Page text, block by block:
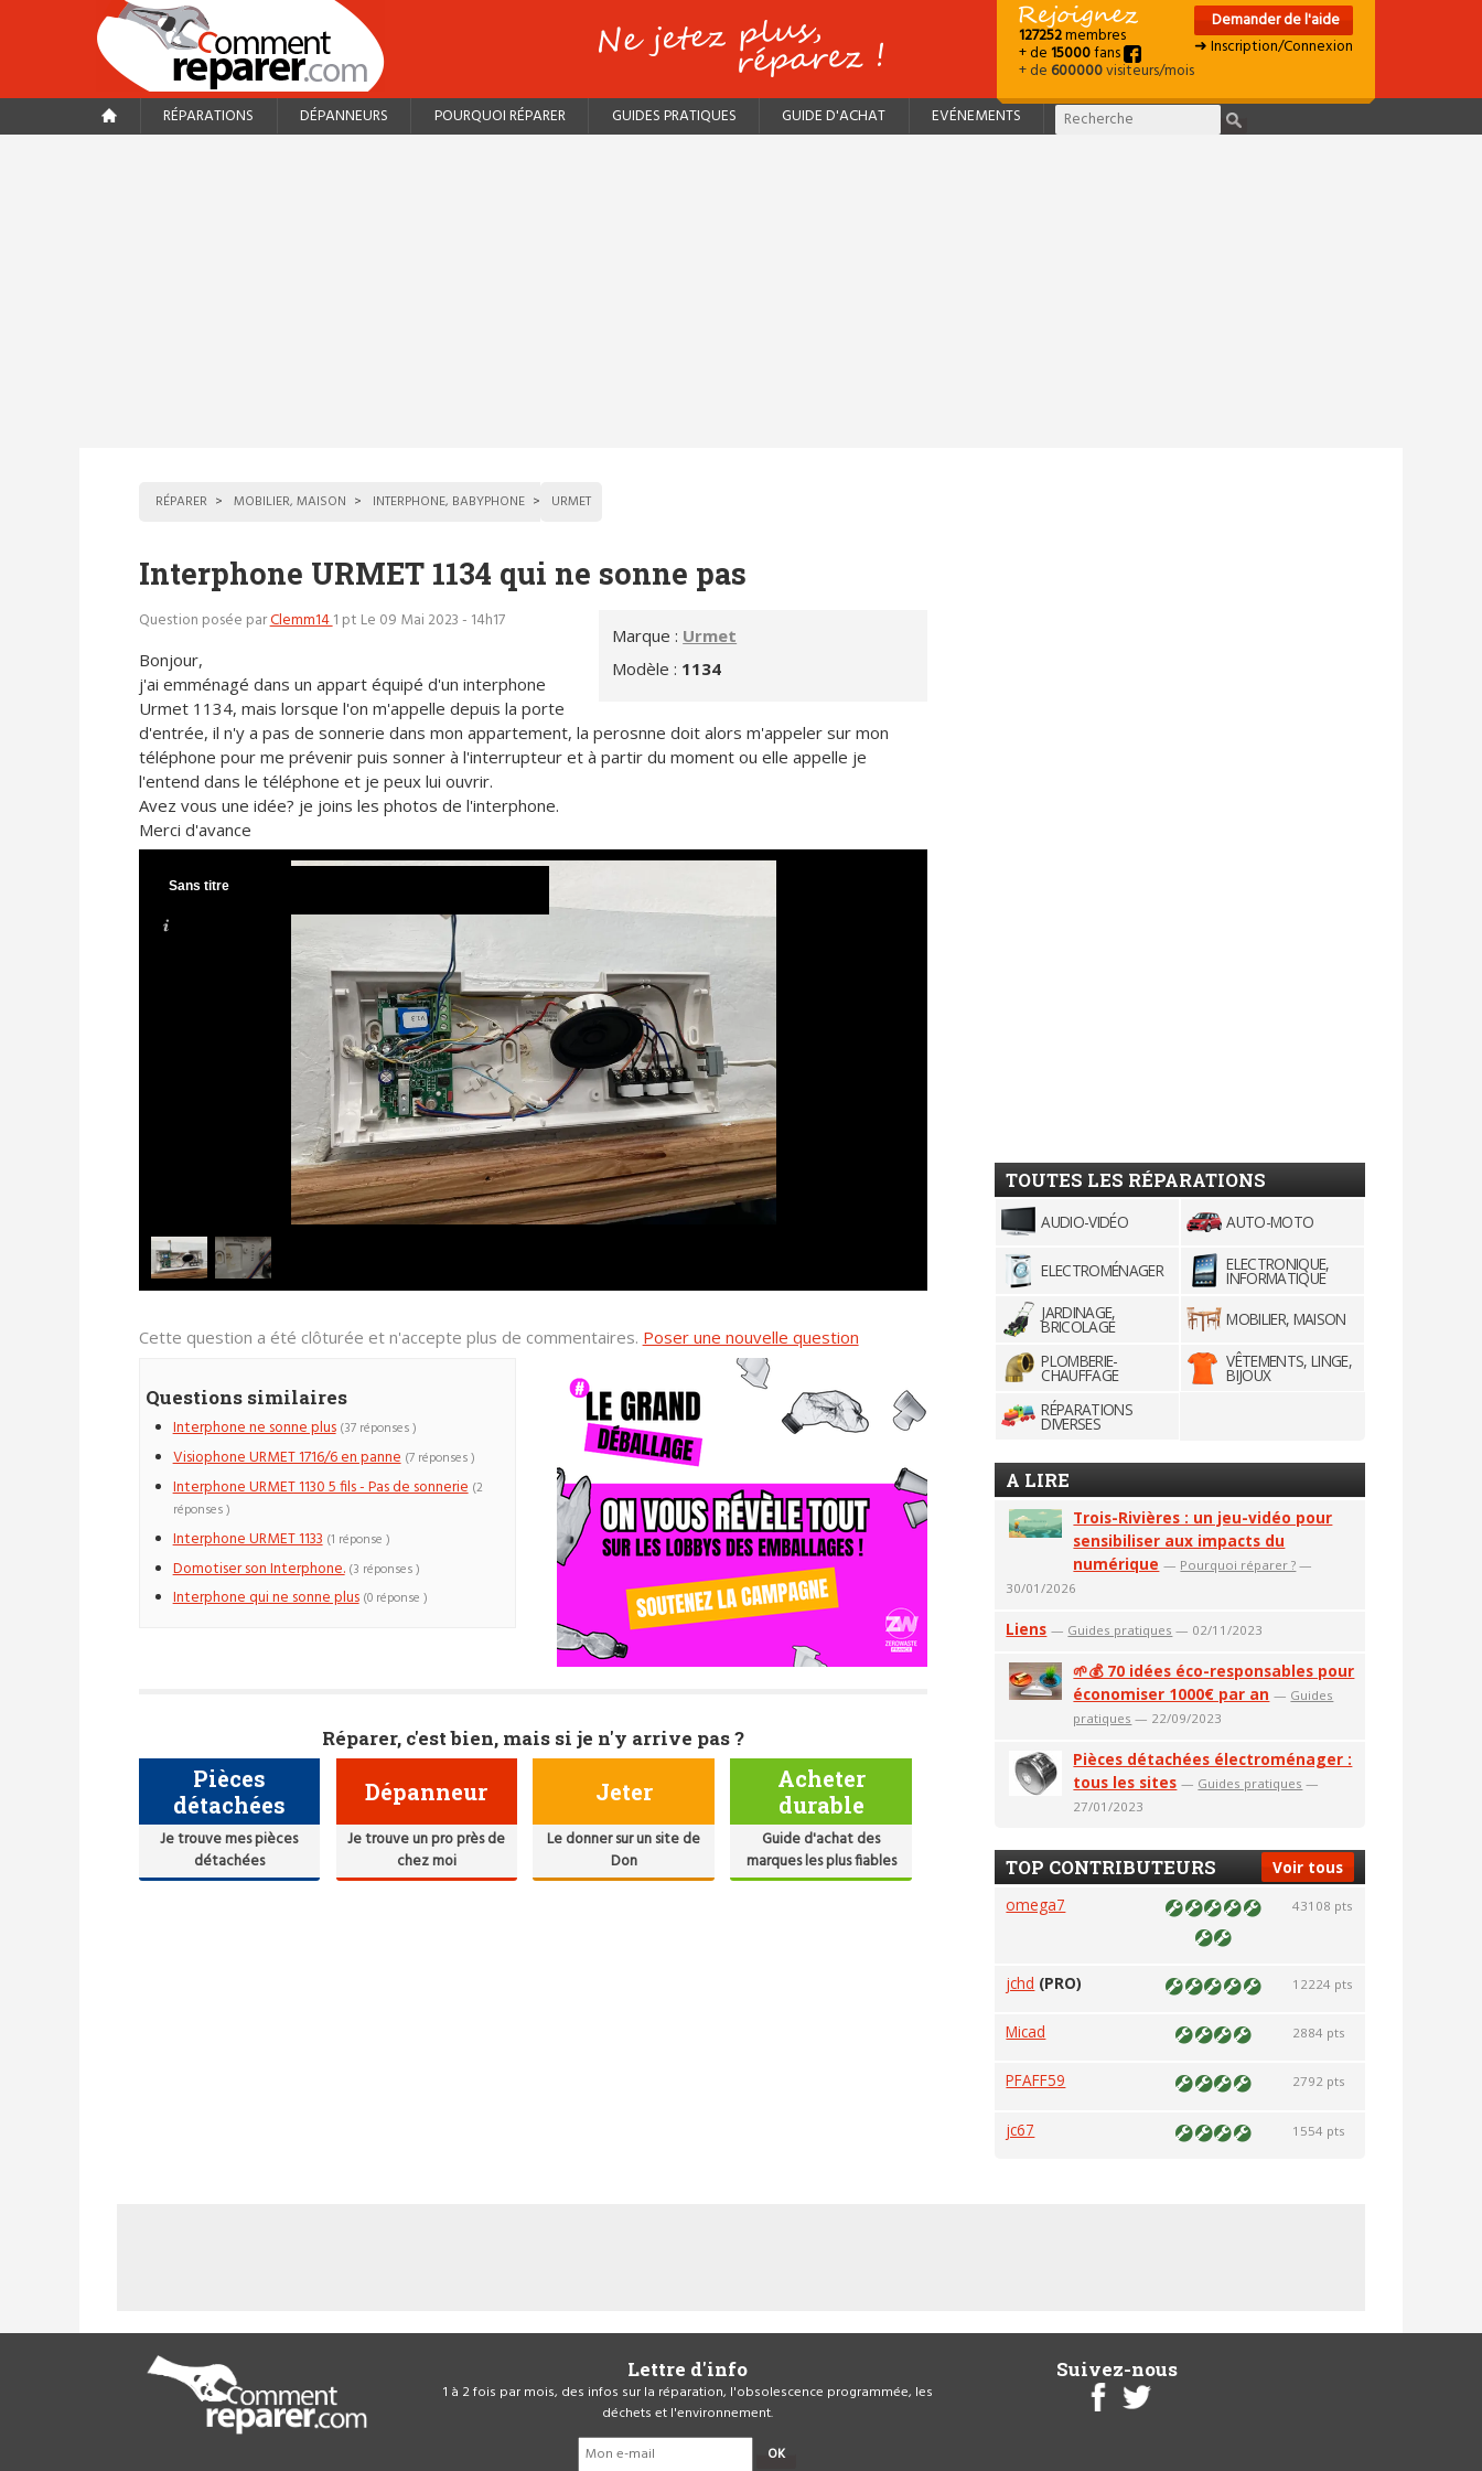
127252membres
+ de15000fans
+ de600000visiteurs/mois
Demander de l'aide
➜ Inscription/Connexion
RÉPARATIONS DÉPANNEURS POURQUOI RÉPARER GUIDES PRATIQUES GUIDE D'ACHAT EVÉNEMENTS
RÉPARER MOBILIER, MAISON INTERPHONE, BABYPHONE URMET
Interphone URMET 1134 qui ne sonne pas
Marque : Urmet
Modèle : 1134
Question posée parClemm141 pt Le 09 Mai 2023 - 14h17
Bonjour,
j'ai emménagé dans un appart équipé d'un interphone
Urmet 1134, mais lorsque l'on m'appelle depuis la porte
d'entrée, il n'y a pas de sonnerie dans mon appartement, la perosnne doit alors m'appeler sur mon
téléphone pour me prévenir puis sonner à l'interrupteur et à partir du moment ou elle appelle je
l'entend dans le téléphone et je peux lui ouvrir.
Avez vous une idée? je joins les photos de l'interphone.
Merci d'avance
Sans titre
Cette question a été clôturée et n'accepte plus de commentaires. Poser une nouvelle question
Questions similaires
Interphone ne sonne plus (37 réponses )
Visiophone URMET 1716/6 en panne (7 réponses )
Interphone URMET 1130 5 fils - Pas de sonnerie (2
réponses )
Interphone URMET 1133 (1 réponse )
Domotiser son Interphone. (3 réponses )
Interphone qui ne sonne plus (0 réponse )
Réparer, c'est bien, mais si je n'y arrive pas ?
Pièces
détachées
Je trouve mes pièces
détachées
Dépanneur
Je trouve un pro près de
chez moi
Jeter
Le donner sur un site de
Don
Acheter
durable
Guide d'achat des
marques les plus fiables
TOUTES LES RÉPARATIONS
AUDIO-VIDÉO AUTO-MOTO
ELECTROMÉNAGER ELECTRONIQUE,
INFORMATIQUE
JARDINAGE,
BRICOLAGE
MOBILIER, MAISON
PLOMBERIE-
CHAUFFAGE
VÊTEMENTS, LINGE,
BIJOUX
RÉPARATIONS
DIVERSES
A LIRE
Trois-Rivières : un jeu-vidéo pour
sensibiliser aux impacts du
numérique — Pourquoi réparer ? —
30/01/2026
Liens — Guides pratiques — 02/11/2023
🌱💰 70 idées éco-responsables pour
économiser 1000€ par an — Guides
pratiques — 22/09/2023
Pièces détachées électroménager :
tous les sites — Guides pratiques —
27/01/2023
Voir tous
TOP CONTRIBUTEURS
omega7 43108 pts
jchd (PRO) 12224 pts
Micad 2884 pts
PFAFF59 2792 pts
jc67 1554 pts
Lettre d'info
1 à 2 fois par mois, des infos sur la réparation, l'obsolescence programmée, les
déchets et l'environnement.
OK
Suivez-nous